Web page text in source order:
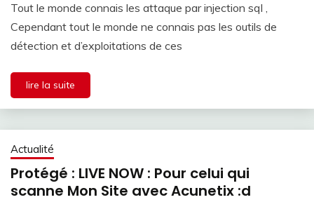
Tout le monde connais les attaque par injection sql ,
Cependant tout le monde ne connais pas les outils de
détection et d’exploitations de ces
lire la suite
Actualité
Protégé : LIVE NOW : Pour celui qui
scanne Mon Site avec Acunetix :d